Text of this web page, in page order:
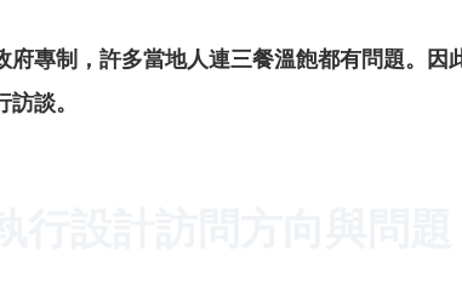
府專制，許多當地人連三餐溫飽都有問題。因
談。